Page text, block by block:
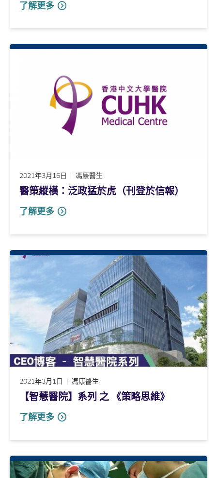
了解更多
2021年3月16日 馮康醫生
醫策縱橫：泛政猛於虎（刊登於信報）
了解更多
2021年3月1日 馮康醫生
【智慧醫院】系列 之 《策略思維》
了解更多